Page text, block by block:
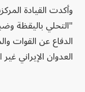
وأكدت القيادة
"التحلي باليقظة
الدفاع عن القوات
العدوان الإيراني